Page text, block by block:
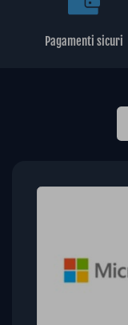
Pagamenti sicuri